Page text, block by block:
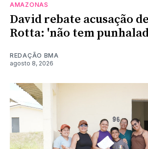
AMAZONAS
David rebate acusação
Rotta: 'não tem
REDAÇÃO BMA
agosto 8, 2026